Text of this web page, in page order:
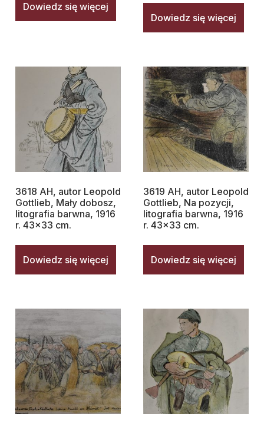
Dowiedz się więcej
Dowiedz się więcej
3618 AH, autor Leopold
Gottlieb, Mały dobosz,
litografia barwna, 1916
r. 43×33 cm.
Dowiedz się więcej
3619 AH, autor Leopold
Gottlieb, Na pozycji,
litografia barwna, 1916
r. 43×33 cm.
Dowiedz się więcej